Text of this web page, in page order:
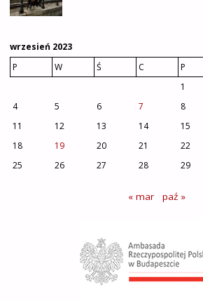
wrzesień 2023
P
W Ś C P
1
4
5 6 7 8
11
12 13 14 15
18
19 20 21 22
25
26 27 28 29
« mar paź »